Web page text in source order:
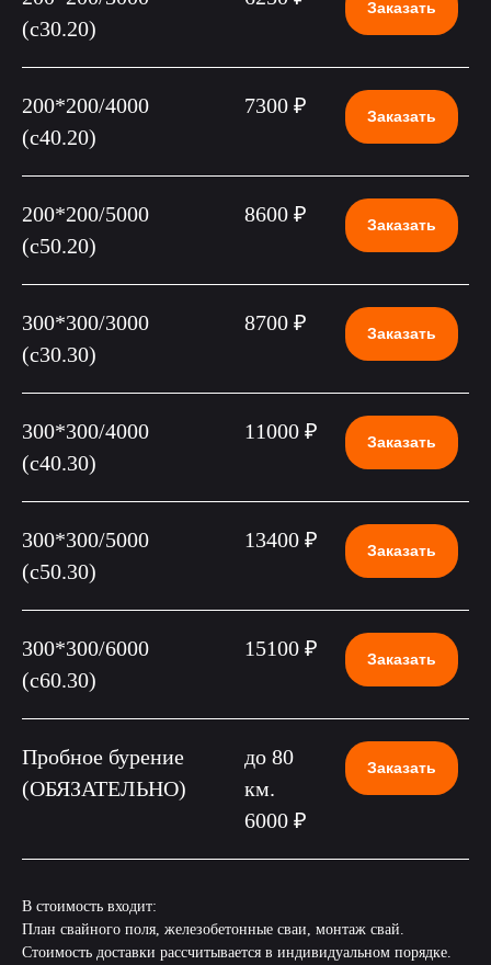
(c30.20)
Заказать
200*200/4000
(c40.20)
7300 ₽ Заказать
200*200/5000
(c50.20)
8600 ₽ Заказать
300*300/3000
(c30.30)
8700 ₽ Заказать
300*300/4000
(c40.30)
11000 ₽ Заказать
300*300/5000
(c50.30)
13400 ₽ Заказать
300*300/6000
(c60.30)
15100 ₽ Заказать
Пробное бурение
(ОБЯЗАТЕЛЬНО)
до 80
км.
6000 ₽
Заказать
В стоимость входит:
План свайного поля, железобетонные сваи, монтаж свай.
Стоимость доставки рассчитывается в индивидуальном порядке.